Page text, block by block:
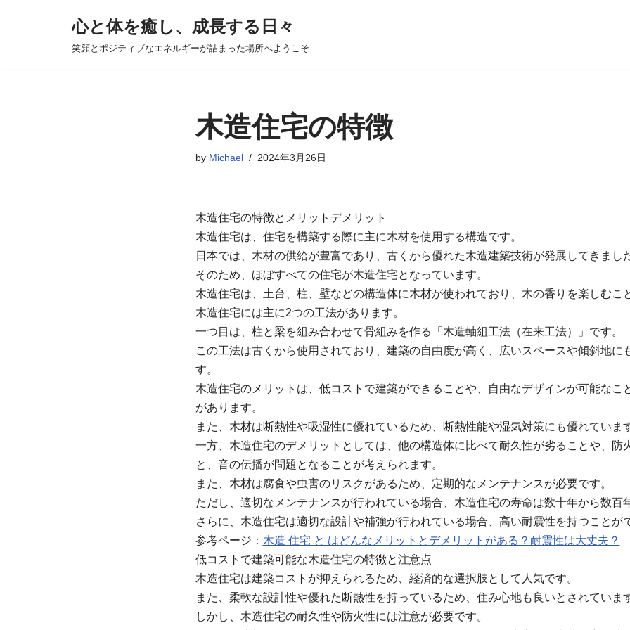
心と体を癒し、成長する日々
笑顔とポジティブなエネルギーが詰まった場所へようこそ
木造住宅の特徴
by Michael 2024年3月26日
木造住宅の特徴とメリットデメリット
木造住宅は、住宅を構築する際に主に木材を使用する構造です。
日本では、木材の供給が豊富であり、古くから優れた木造建築技術が発展してきまし
そのため、ほぼすべての住宅が木造住宅となっています。
木造住宅は、土台、柱、壁などの構造体に木材が使われており、木の香りを楽しむこ
木造住宅には主に2つの工法があります。
一つ目は、柱と梁を組み合わせて骨組みを作る「木造軸組工法（在来工法）」です。
この工法は古くから使用されており、建築の自由度が高く、広いスペースや傾斜地に
す。
木造住宅のメリットは、低コストで建築ができることや、自由なデザインが可能なこ
があります。
また、木材は断熱性や吸湿性に優れているため、断熱性能や湿気対策にも優れていま
一方、木造住宅のデメリットとしては、他の構造体に比べて耐久性が劣ることや、防
と、音の伝播が問題となることが考えられます。
また、木材は腐食や虫害のリスクがあるため、定期的なメンテナンスが必要です。
ただし、適切なメンテナンスが行われている場合、木造住宅の寿命は数十年から数百
さらに、木造住宅は適切な設計や補強が行われている場合、高い耐震性を持つことが
参考ページ： 木造 住宅 と はどんなメリットとデメリットがある？耐震性は大丈夫？
低コストで建築可能な木造住宅の特徴と注意点
木造住宅は建築コストが抑えられるため、経済的な選択肢として人気です。
また、柔軟な設計性や優れた断熱性を持っているため、住み心地も良いとされていま
しかし、木造住宅の耐久性や防火性には注意が必要です。